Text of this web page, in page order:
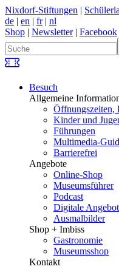
Nixdorf-Stiftungen |
de | en | fr| nl
Shop | Newsletter| Facebook
Besuch
Allgemeine
Öffnungszeiten,
Kinder und
Führungen
Multimedia-
Barrierefrei
Angebote
Online-Shop
Museumsführer
Podcast
Digitale
Ausmalbilder
Shop + Imbiss
Gastronomie
Museumsshop
Kontakt